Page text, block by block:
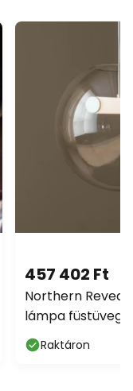
457 402 Ft
Northern Reveal
lámpa füstüveg
Raktáron